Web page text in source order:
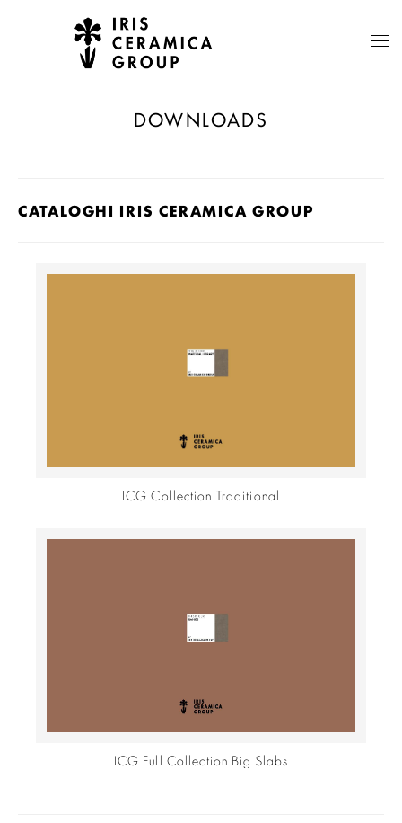
DOWNLOADS
CATALOGHI IRIS CERAMICA GROUP
ICG Collection Traditional
ICG Full Collection Big Slabs